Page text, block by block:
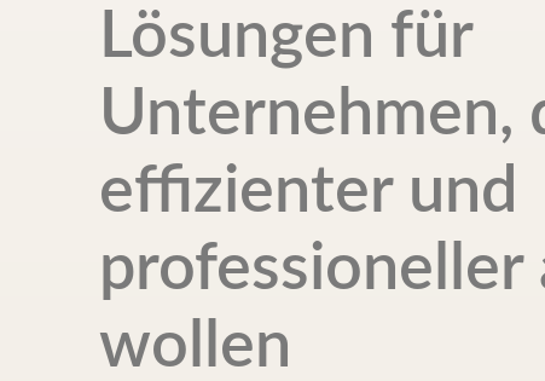
Lösungen für
Unternehmen,
effizienter und
professioneller
wollen